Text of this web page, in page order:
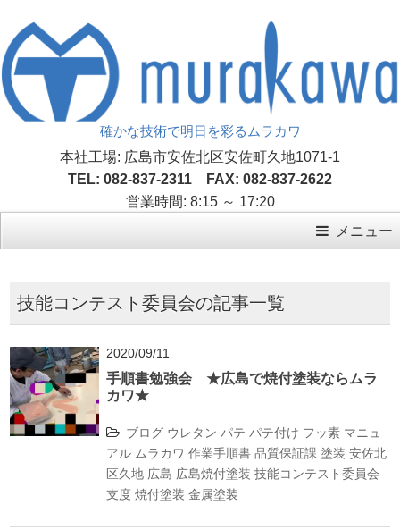
確かな技術で明日を彩るムラカワ
本社工場: 広島市安佐北区安佐町久地1071-1
TEL: 082-837-2311 FAX: 082-837-2622
営業時間: 8:15 ～ 17:20
メニュー
技能コンテスト委員会の記事一覧
2020/09/11
手順書勉強会 ★広島で焼付塗装ならムラ
カワ★
ブログ ウレタン パテ パテ付け フッ素 マニュ
アル ムラカワ 作業手順書 品質保証課 塗装 安佐北
区久地 広島 広島焼付塗装 技能コンテスト委員会
支度 焼付塗装 金属塗装